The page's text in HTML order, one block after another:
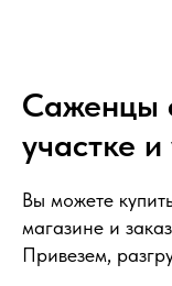
Саженцы
участке
Вы можете
магазине и
Привезем,